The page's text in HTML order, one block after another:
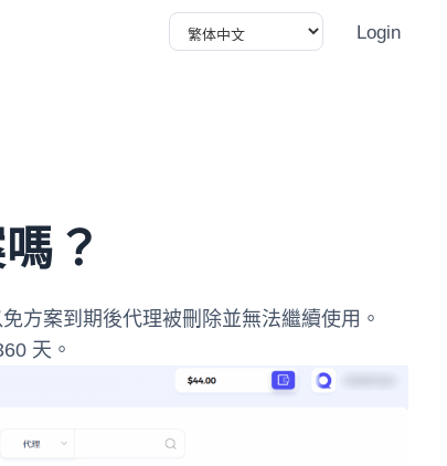
Login
？
方案到期後代理被刪除並無法繼續使用。
天。